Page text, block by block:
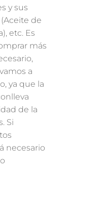
y sus
de
etc. Es
más
a
ya que la
de la
Si
necesario